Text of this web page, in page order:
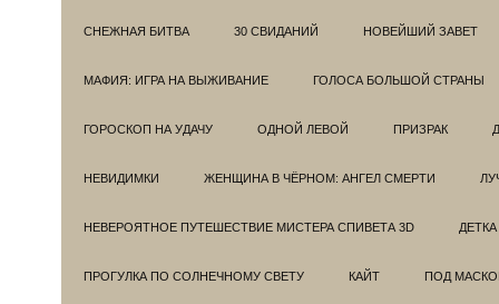
СНЕЖНАЯ БИТВА 30 СВИДАНИЙ НОВЕЙШИЙ ЗАВЕТ
МАФИЯ: ИГРА НА ВЫЖИВАНИЕ ГОЛОСА БОЛЬШОЙ СТРАНЫ
ГОРОСКОП НА УДАЧУ ОДНОЙ ЛЕВОЙ ПРИЗРАК
НЕВИДИМКИ ЖЕНЩИНА В ЧЁРНОМ: АНГЕЛ СМЕРТИ
НЕВЕРОЯТНОЕ ПУТЕШЕСТВИЕ МИСТЕРА СПИВЕТА 3D ДЕТКА
ПРОГУЛКА ПО СОЛНЕЧНОМУ СВЕТУ КАЙТ ПОД